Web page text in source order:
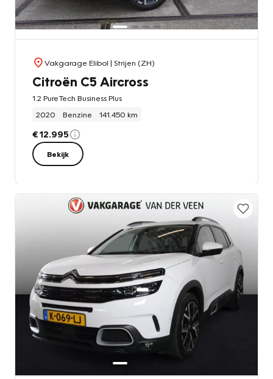
Vakgarage Elibol | Strijen (ZH)
Citroën C5 Aircross
1.2 PureTech Business Plus
2020
Benzine 141.450 km
€ 12.995
Bekijk